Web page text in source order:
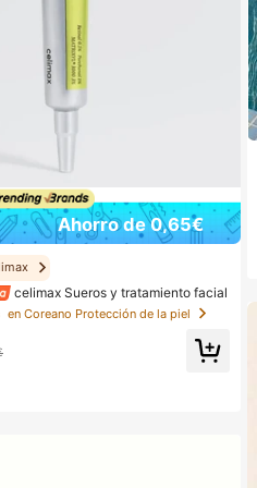
Ahorro de 0,65€
celimax Sueros y tratamiento facial
en Coreano Protección de la piel